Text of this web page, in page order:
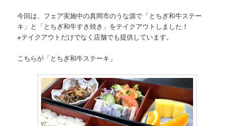
今回は、フェア実施中の真岡市のうな源で「とちぎ和牛ステー
キ」と「とちぎ和牛すき焼き」をテイクアウトしました！
※テイクアウトだけでなく店舗でも提供しています。
こちらが「とちぎ和牛ステーキ」